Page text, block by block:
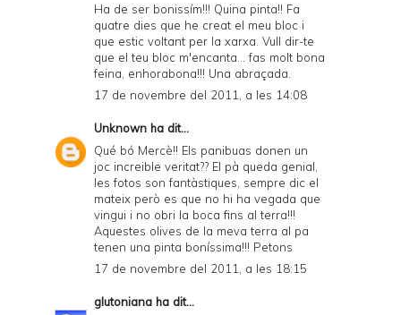
Ha de ser bonissím!!! Quina pinta!! Fa
quatre dies que he creat el meu bloc i
que estic voltant per la xarxa. Vull dir-te
que el teu bloc m'encanta... fas molt bona
feina, enhorabona!!! Una abraçada.
17 de novembre del 2011, a les 14:08
Unknown ha dit...
Qué bó Mercè!! Els panibuas donen un
joc increible veritat?? El pà queda genial,
les fotos son fantàstiques, sempre dic el
mateix però es que no hi ha vegada que
vingui i no obri la boca fins al terra!!!
Aquestes olives de la meva terra al pa
tenen una pinta boníssima!!! Petons
17 de novembre del 2011, a les 18:15
glutoniana ha dit...